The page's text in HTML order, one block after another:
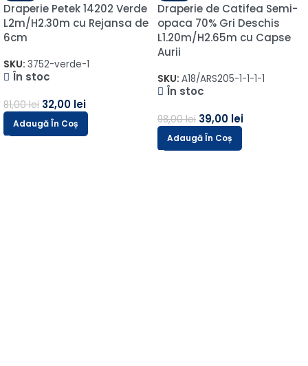
Draperie Petek 14202 Verde
L2m/H2.30m cu Rejansa de
6cm
SKU: 3752-verde-1
În stoc
81,00lei 32,00 lei
Adaugă În Coș
Draperie de Catifea Semi-
opaca 70% Gri Deschis
L1.20m/H2.65m cu Capse
Aurii
SKU: A18/ARS205-1-1-1-1
În stoc
98,00lei 39,00 lei
Adaugă În Coș